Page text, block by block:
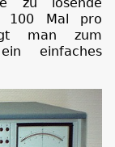
100 Mal pro
man zum
einfaches